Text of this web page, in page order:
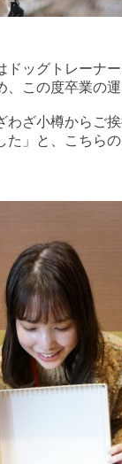
ッグトレーナー
、この度卒業の運
わざ小樽からご挨
た」と、こちら